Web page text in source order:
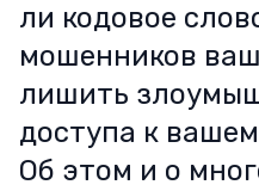
ли кодовое
мошенников
лишить
доступа к
Об этом и о